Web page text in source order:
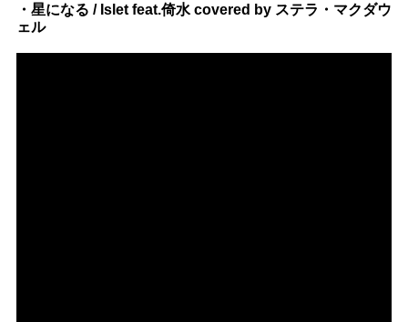
・星になる / Islet feat.倚水 covered by ステラ・マクダウ
ェル